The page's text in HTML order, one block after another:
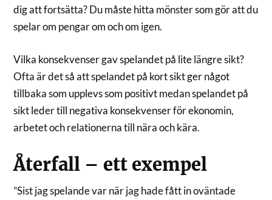
dig att fortsätta? Du måste hitta mönster som gör att du
spelar om pengar om och om igen.
Vilka konsekvenser gav spelandet på lite längre sikt?
Ofta är det så att spelandet på kort sikt ger något
tillbaka som upplevs som positivt medan spelandet på
sikt leder till negativa konsekvenser för ekonomin,
arbetet och relationerna till nära och kära.
Återfall – ett exempel
”Sist jag spelande var när jag hade fått in oväntade